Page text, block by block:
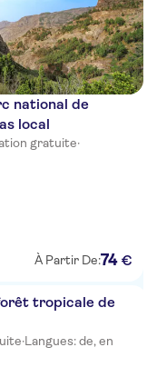
national de
local
gratuite·
À Partir De:74 €
tropicale de
·Langues: de, en